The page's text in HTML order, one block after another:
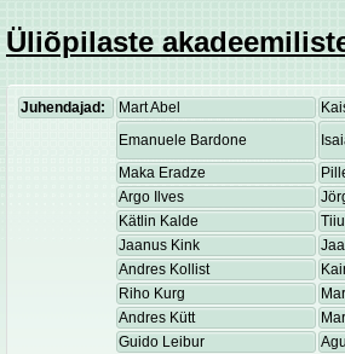
Üliõpilaste
Juhendajad: Mart Abel
Emanuele Bardone
Maka Eradze
Argo Ilves
Kätlin Kalde
Jaanus Kink
Andres Kollist
Riho Kurg
Andres Kütt
Guido Leibur